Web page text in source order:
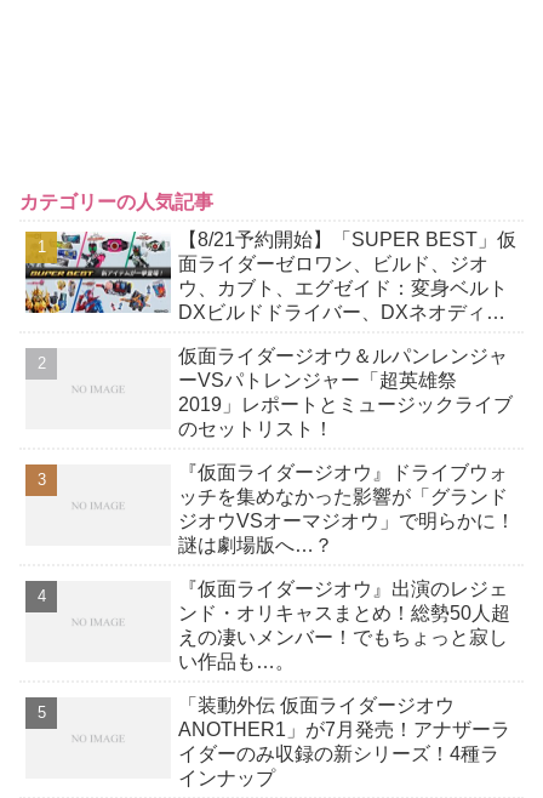
カテゴリーの人気記事
【8/21予約開始】「SUPER BEST」仮
面ライダーゼロワン、ビルド、ジオ
ウ、カブト、エグゼイド：変身ベルト
DXビルドドライバー、DXネオディケ
か12点！
仮面ライダージオウ＆ルパンレンジャ
ーVSパトレンジャー「超英雄祭
2019」レポートとミュージックライブ
のセットリスト！
『仮面ライダージオウ』ドライブウォ
ッチを集めなかった影響が「グランド
ジオウVSオーマジオウ」で明らかに！
謎は劇場版へ…？
『仮面ライダージオウ』出演のレジェ
ンド・オリキャスまとめ！総勢50人超
えの凄いメンバー！でもちょっと寂し
い作品も…。
「装動外伝 仮面ライダージオウ
ANOTHER1」が7月発売！アナザーラ
イダーのみ収録の新シリーズ！4種ラ
インナップ